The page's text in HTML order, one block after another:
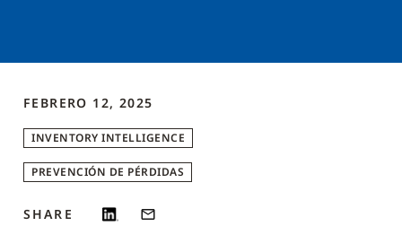
FEBRERO 12, 2025
INVENTORY INTELLIGENCE
PREVENCIÓN DE PÉRDIDAS
SHARE